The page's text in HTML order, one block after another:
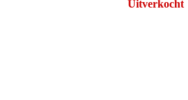
Uitverkocht